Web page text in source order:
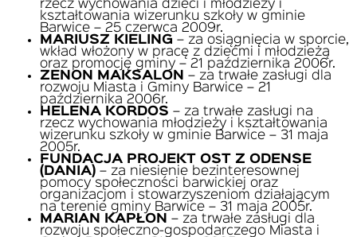
rzecz wychowania dzieci i młodzieży i
kształtowania wizerunku szkoły w gminie
Barwice – 25 czerwca 2009r.
MARIUSZ KIELING – za osiągnięcia w sporcie,
wkład włożony w pracę z dziećmi i młodzieżą
oraz promocję gminy – 21 października 2006r.
ZENON MAKSALON – za trwałe zasługi dla
rozwoju Miasta i Gminy Barwice – 21
października 2006r.
HELENA KORDOS – za trwałe zasługi na
rzecz wychowania młodzieży i kształtowania
wizerunku szkoły w gminie Barwice – 31 maja
2005r.
FUNDACJA PROJEKT OST Z ODENSE
(DANIA) – za niesienie bezinteresownej
pomocy społeczności barwickiej oraz
organizacjom i stowarzyszeniom działającym
na terenie gminy Barwice – 31 maja 2005r.
MARIAN KAPŁON – za trwałe zasługi dla
rozwoju społeczno-gospodarczego Miasta i